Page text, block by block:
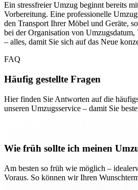
Ein stressfreier Umzug beginnt bereits
Vorbereitung. Eine professionelle
den Transport Ihrer Möbel und Geräte,
bei der Organisation von
– alles, damit Sie sich auf das Neue
FAQ
Häufig gestellte Fragen
Hier finden Sie Antworten auf die
unseren Umzugsservice – damit Sie
Wie früh sollte ich meinen
Am besten so früh wie möglich –
Voraus. So können wir Ihren